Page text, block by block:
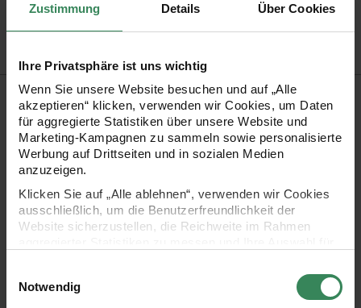
Zustimmung Details Über Cookies
Ihre Privatsphäre ist uns wichtig
Wenn Sie unsere Website besuchen und auf „Alle
akzeptieren“ klicken, verwenden wir Cookies, um Daten
für aggregierte Statistiken über unsere Website und
Marketing-Kampagnen zu sammeln sowie personalisierte
Werbung auf Drittseiten und in sozialen Medien
anzuzeigen.
Klicken Sie auf „Alle ablehnen“, verwenden wir Cookies
ausschließlich, um die Benutzerfreundlichkeit der
Website sicherzustellen, die Reichweite im Rahmen
Ihre Einwilligung ist freiwillig und kann jederzeit über den
Link „Cookie-Einstellungen“ im Fußbereich der Seite
Notwendig
Bestell-Nr. 3505373
Produktbeschreibung
Mithilfe dieser farbenfrohen Ketten lassen sich coole
Kombinationen der Ponii Beads perfekt in Szene setzten. Sie
können die Ketten einfach mit einem Knoten oder mit einem
coolen Verschluss verschließen. Die Ketten gibt es in 2
unterschiedlichen Längen und können so gleichzeitig
getragen und perfekt miteinander kombinieren werden.
Lassen sie Ihrer Kreativität freien Lauf!